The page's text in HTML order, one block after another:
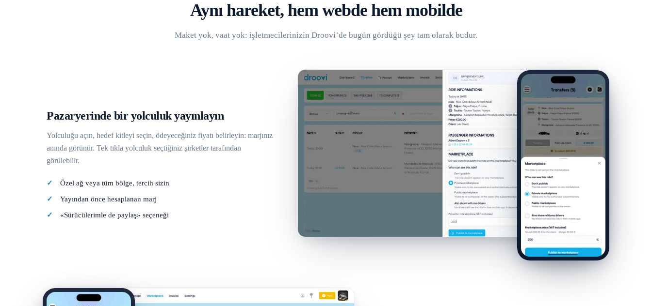
Aynı hareket, hem webde hem mobilde
Maket yok, vaat yok: işletmecilerinizin Droovi’de bugün gördüğü şey tam olarak budur.
Pazaryerinde bir yolculuk yayınlayın
Yolculuğu açın, hedef kitleyi seçin, ödeyeceğiniz fiyatı belirleyin: marjınız
anında görünür. Tek tıkla yolculuk seçtiğiniz şirketler tarafından
görülebilir.
Özel ağ veya tüm bölge, tercih sizin
Yayından önce hesaplanan marj
«Sürücülerimle de paylaş» seçeneği